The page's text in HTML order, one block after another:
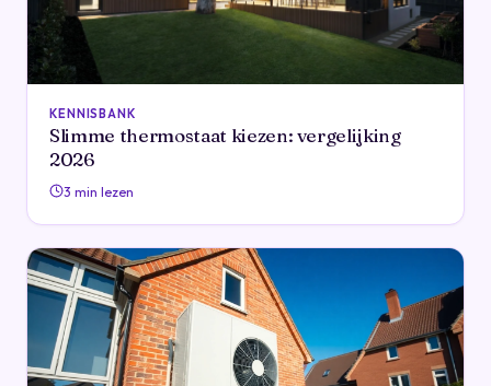
KENNISBANK
Slimme thermostaat kiezen: vergelijking
2026
3 min lezen